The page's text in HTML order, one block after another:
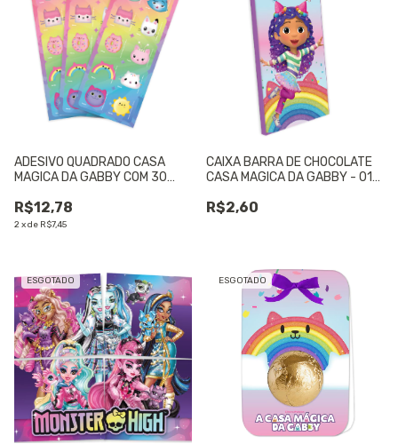
ADESIVO QUADRADO CASA
MAGICA DA GABBY COM 30
R$12,78
2xde R$7,45
CAIXA BARRA DE CHOCOLATE
CASA MAGICA DA GABBY - 01
R$2,60
ESGOTADO ESGOTADO